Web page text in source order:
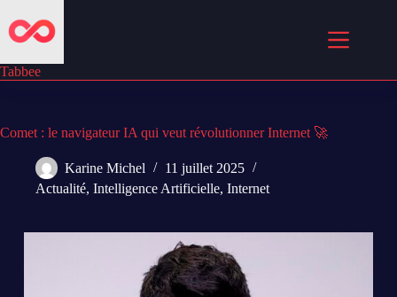
au
contenu
Tabbee
Comet : le navigateur IA qui veut révolutionner Internet 🚀
Karine Michel
11 juillet 2025
Actualité, Intelligence Artificielle, Internet